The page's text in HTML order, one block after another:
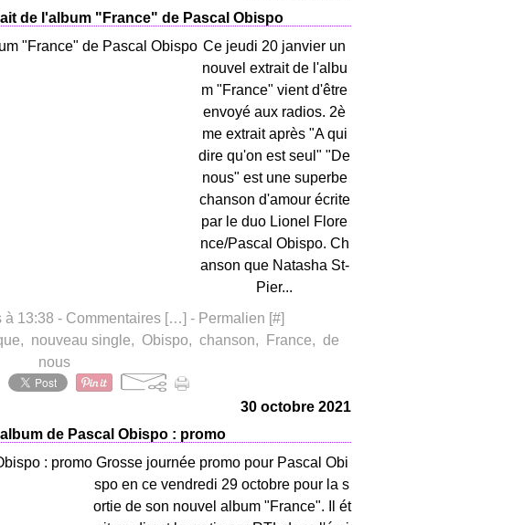
de l'album "France" de Pascal Obispo
Ce jeudi 20 janvier un
nouvel extrait de l'albu
m "France" vient d'être
envoyé aux radios. 2è
me extrait après "A qui
dire qu'on est seul" "De
nous" est une superbe
chanson d'amour écrite
par le duo Lionel Flore
nce/Pascal Obispo. Ch
anson que Natasha St-
Pier...
à 13:38 - Commentaires […] - Permalien [#]
, nouveau single, Obispo, chanson, France, de
nous
30 octobre 2021
de Pascal Obispo : promo
Grosse journée promo pour Pascal Obi
spo en ce vendredi 29 octobre pour la s
ortie de son nouvel album "France". Il ét